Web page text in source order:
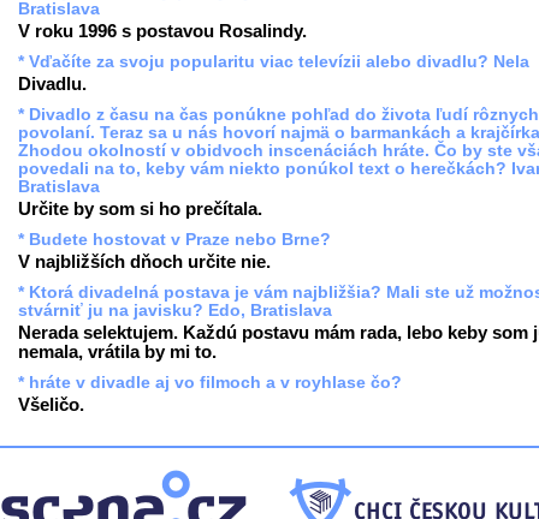
Bratislava
V roku 1996 s postavou Rosalindy.
* Vďačíte za svoju popularitu viac televízii alebo divadlu? Nela
Divadlu.
* Divadlo z času na čas ponúkne pohľad do života ľudí rôznych
povolaní. Teraz sa u nás hovorí najmä o barmankách a
Zhodou okolností v obidvoch inscenáciách hráte. Čo by ste
povedali na to, keby vám niekto ponúkol text o herečkách?
Bratislava
Určite by som si ho prečítala.
* Budete hostovat v Praze nebo Brne?
V najbližších dňoch určite nie.
* Ktorá divadelná postava je vám najbližšia? Mali ste už
stvárniť ju na javisku? Edo, Bratislava
Nerada selektujem. Každú postavu mám rada, lebo keby som
nemala, vrátila by mi to.
* hráte v divadle aj vo filmoch a v royhlase čo?
Všeličo.